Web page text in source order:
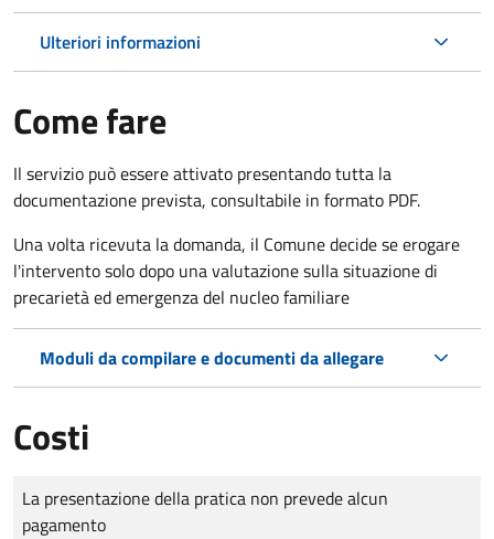
Ulteriori informazioni
Come fare
Il servizio può essere attivato presentando tutta la
documentazione prevista, consultabile in formato PDF.
Una volta ricevuta la domanda, il Comune decide se erogare
l'intervento solo dopo una valutazione sulla situazione di
precarietà ed emergenza del nucleo familiare
Moduli da compilare e documenti da allegare
Costi
Tipo di pagamento
Importo
La presentazione della pratica non prevede alcun
pagamento